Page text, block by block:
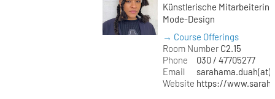
Künstlerische Mitarbeiterin
Mode-Design
→ Course Offerings
Room NumberC2.15
Phone
030 / 47705277
Email
Website https://